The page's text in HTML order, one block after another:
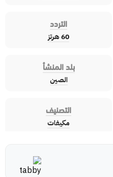
التردد
60 هرتز
بلد المنشأ
الصين
التصنيف
مكيفات